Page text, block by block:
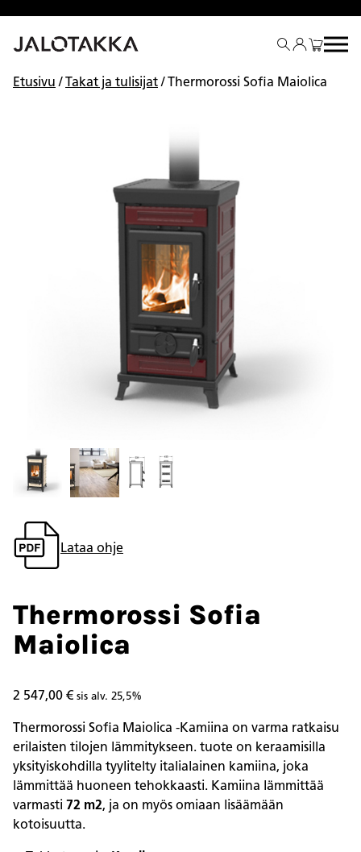
Etusivu /Takat ja tulisijat/ Thermorossi Sofia Maiolica
Lataa ohje
Thermorossi Sofia
Maiolica
2 547,00 € sis alv. 25,5%
Thermorossi Sofia Maiolica -Kamiina on varma ratkaisu
erilaisten tilojen lämmitykseen. tuote on keraamisilla
yksityiskohdilla tyylitelty italialainen kamiina, joka
lämmittää huoneen tehokkaasti. Kamiina lämmittää
varmasti 72 m2, ja on myös omiaan lisäämään
kotoisuutta.